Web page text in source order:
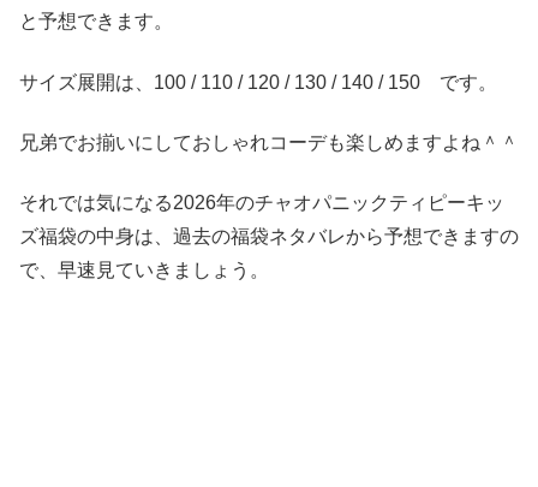
と予想できます。
サイズ展開は、100 / 110 / 120 / 130 / 140 / 150 です。
兄弟でお揃いにしておしゃれコーデも楽しめますよね＾＾
それでは気になる2026年のチャオパニックティピーキッ
ズ福袋の中身は、過去の福袋ネタバレから予想できますの
で、早速見ていきましょう。